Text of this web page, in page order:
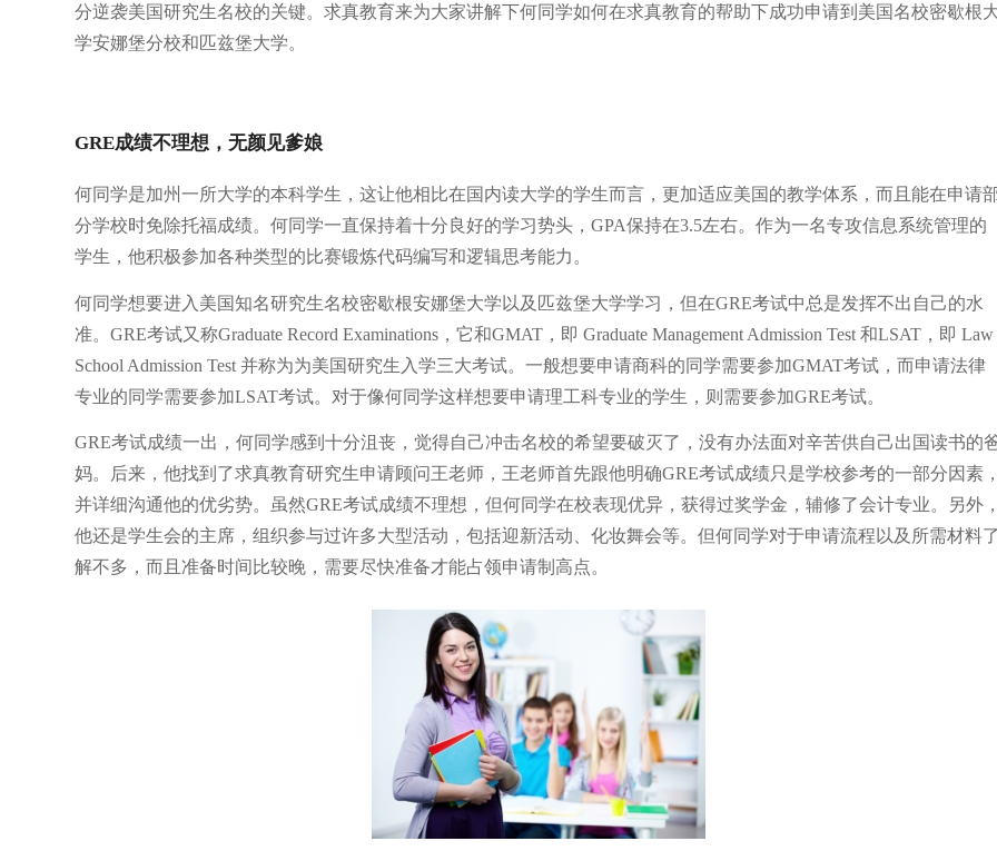
分逆袭美国研究生名校的关键。求真教育来为大家讲解下何同学如何在求真教育的帮助下成功申请到美国名校密歇根
学安娜堡分校和匹兹堡大学。
GRE成绩不理想，无颜见爹娘
何同学是加州一所大学的本科学生，这让他相比在国内读大学的学生而言，更加适应美国的教学体系，而且能在申请
分学校时免除托福成绩。何同学一直保持着十分良好的学习势头，GPA保持在3.5左右。作为一名专攻信息系统管理的
学生，他积极参加各种类型的比赛锻炼代码编写和逻辑思考能力。
何同学想要进入美国知名研究生名校密歇根安娜堡大学以及匹兹堡大学学习，但在GRE考试中总是发挥不出自己的水
准。GRE考试又称Graduate Record Examinations，它和GMAT，即 Graduate Management Admission Test 和LSAT，即 Law
School Admission Test 并称为为美国研究生入学三大考试。一般想要申请商科的同学需要参加GMAT考试，而申请法律
专业的同学需要参加LSAT考试。对于像何同学这样想要申请理工科专业的学生，则需要参加GRE考试。
GRE考试成绩一出，何同学感到十分沮丧，觉得自己冲击名校的希望要破灭了，没有办法面对辛苦供自己出国读书的
妈。后来，他找到了求真教育研究生申请顾问王老师，王老师首先跟他明确GRE考试成绩只是学校参考的一部分因素，
并详细沟通他的优劣势。虽然GRE考试成绩不理想，但何同学在校表现优异，获得过奖学金，辅修了会计专业。另外，
他还是学生会的主席，组织参与过许多大型活动，包括迎新活动、化妆舞会等。但何同学对于申请流程以及所需材料了
解不多，而且准备时间比较晚，需要尽快准备才能占领申请制高点。